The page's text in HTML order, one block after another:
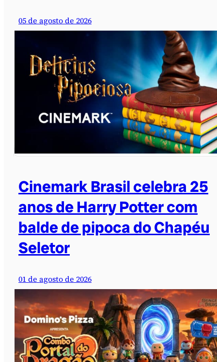
05 de agosto de 2026
Cinemark Brasil celebra 25
anos de Harry Potter com
balde de pipoca do Chapéu
Seletor
01 de agosto de 2026